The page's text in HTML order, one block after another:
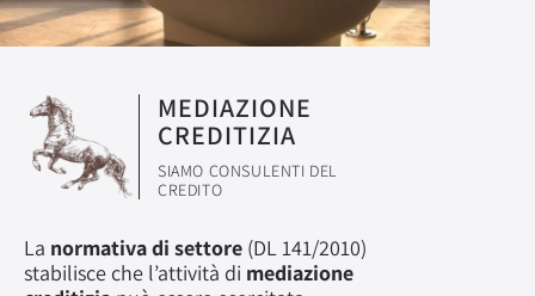
MEDIAZIONE
CREDITIZIA
SIAMO CONSULENTI DEL
CREDITO
La normativa di settore (DL 141/2010)
stabilisce che l’attività di mediazione